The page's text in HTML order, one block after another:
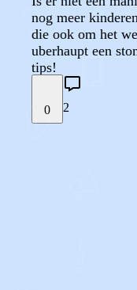
nog meer
die ook om het
uberhaupt een
tips!
0 2